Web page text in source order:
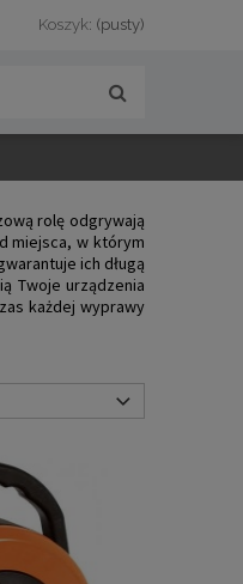
Koszyk: (pusty)
rolę odgrywają
miejsca, w którym
ich długą
Twoje urządzenia
każdej wyprawy